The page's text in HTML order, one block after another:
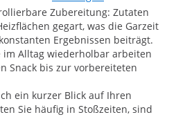
Zubereitung: Zutaten
gegart, was die Garzeit
Ergebnissen beiträgt.
im Alltag wiederholbar arbeiten
Snack bis zur vorbereiteten
ein kurzer Blick auf Ihren
Sie häufig in Stoßzeiten, sind